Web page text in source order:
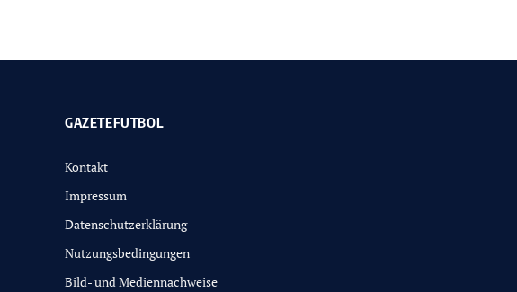
GAZETEFUTBOL
Kontakt
Impressum
Datenschutzerklärung
Nutzungsbedingungen
Bild- und Mediennachweise